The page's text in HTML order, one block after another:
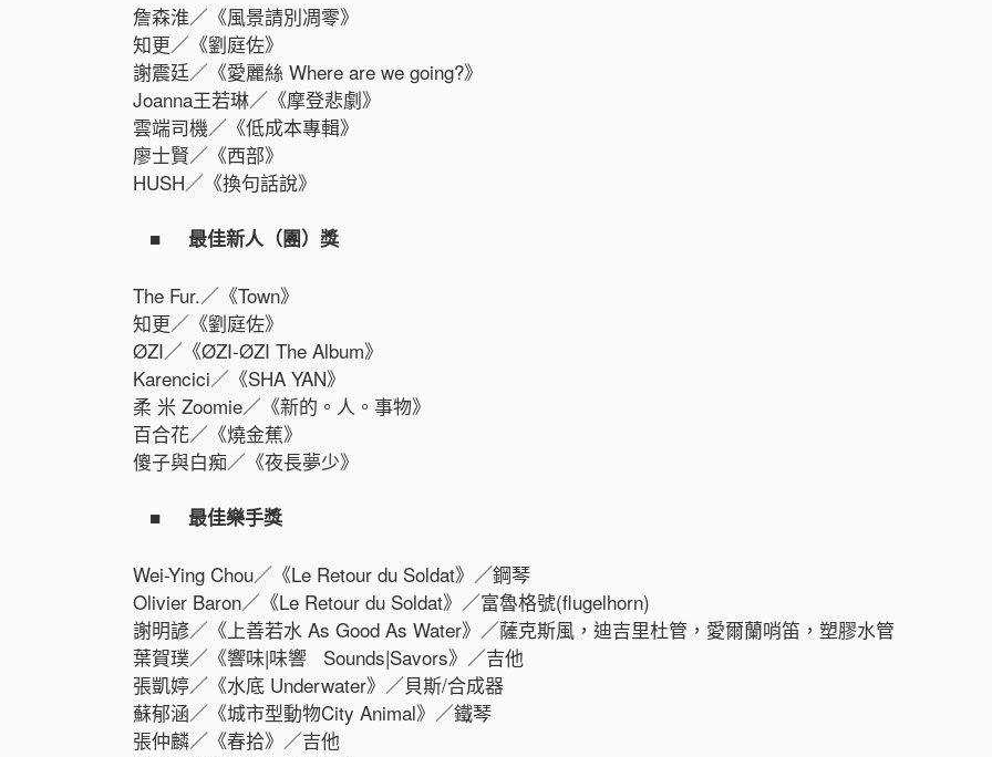
詹森淮／《風景請別凋零》
知更／《劉庭佐》
謝震廷／《愛麗絲 Where are we going?》
Joanna王若琳／《摩登悲劇》
雲端司機／《低成本專輯》
廖士賢／《西部》
HUSH／《換句話說》
■ 最佳新人（團）獎
The Fur.／《Town》
知更／《劉庭佐》
ØZI／《ØZI-ØZI The Album》
Karencici／《SHA YAN》
柔 米 Zoomie／《新的。人。事物》
百合花／《燒金蕉》
傻子與白痴／《夜長夢少》
■ 最佳樂手獎
Wei-Ying Chou／《Le Retour du Soldat》／鋼琴
Olivier Baron／《Le Retour du Soldat》／富魯格號(flugelhorn)
謝明諺／《上善若水 As Good As Water》／薩克斯風，迪吉里杜管，愛爾蘭哨笛，塑膠水管
葉賀璞／《響味|味響 Sounds|Savors》／吉他
張凱婷／《水底 Underwater》／貝斯/合成器
蘇郁涵／《城市型動物City Animal》／鐵琴
張仲麟／《春拾》／吉他